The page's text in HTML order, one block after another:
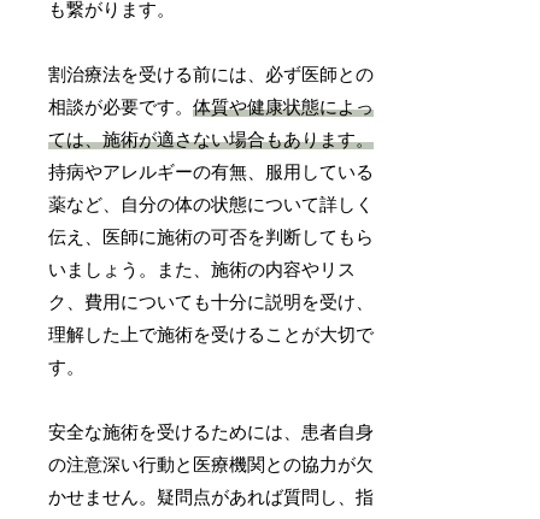
も繋がります。
割治療法を受ける前には、必ず医師との
相談が必要です。体質や健康状態によっ
ては、施術が適さない場合もあります。
持病やアレルギーの有無、服用している
薬など、自分の体の状態について詳しく
伝え、医師に施術の可否を判断してもら
いましょう。また、施術の内容やリス
ク、費用についても十分に説明を受け、
理解した上で施術を受けることが大切で
す。
安全な施術を受けるためには、患者自身
の注意深い行動と医療機関との協力が欠
かせません。疑問点があれば質問し、指